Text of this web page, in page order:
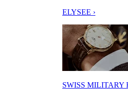
ELYSEE ›
SWISS MILITARY